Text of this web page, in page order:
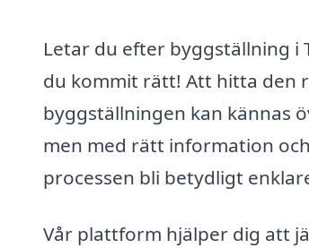
Letar du efter byggställning i
du kommit rätt! Att hitta den
byggställningen kan kännas
men med rätt information
processen bli betydligt
Vår plattform hjälper dig att